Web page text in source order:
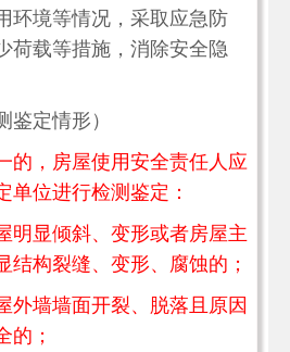
环境等情况，采取应急防
荷载等措施，消除安全隐
鉴定情形）
的，房屋使用安全责任人应
单位进行检测鉴定：
显倾斜、变形或者房屋主
结构裂缝、变形、腐蚀的；
墙墙面开裂、脱落且原因
的；